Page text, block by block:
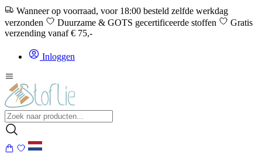
Wanneer op voorraad, voor 18:00 besteld zelfde werkdag
verzonden
Duurzame & GOTS gecertificeerde stoffen
Gratis
verzending vanaf € 75,-
Inloggen